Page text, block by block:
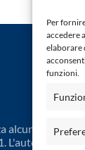
Per
accedere
elaborare
funzioni.
non è